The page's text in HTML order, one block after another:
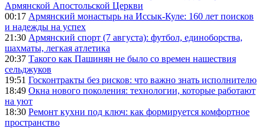
Армянской Апостольской Церкви
00:17 Армянский монастырь на Иссык-Куле: 160 лет поисков
и надежды на успех
21:30 Армянский спорт (7 августа): футбол, единоборства,
шахматы, легкая атлетика
20:37 Такого как Пашинян не было со времен нашествия
сельджуков
19:51 Госконтракты без рисков: что важно знать исполнителю
18:49 Окна нового поколения: технологии, которые работают
на уют
18:30 Ремонт кухни под ключ: как формируется комфортное
пространство